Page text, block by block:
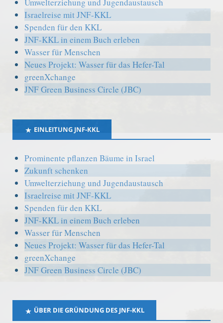
Israelreise mit JNF-KKL
Spenden für den KKL
JNF-KKL in einem Buch erleben
Wasser für Menschen
Neues Projekt: Wasser für das Hefer-Tal
greenXchange
JNF Green Business Circle (JBC)
EINLEITUNG JNF-KKL
Prominente pflanzen Bäume in Israel
Zukunft schenken
Umwelterziehung und Jugendaustausch
Israelreise mit JNF-KKL
Spenden für den KKL
JNF-KKL in einem Buch erleben
Wasser für Menschen
Neues Projekt: Wasser für das Hefer-Tal
greenXchange
JNF Green Business Circle (JBC)
ÜBER DIE GRÜNDUNG DES JNF-KKL